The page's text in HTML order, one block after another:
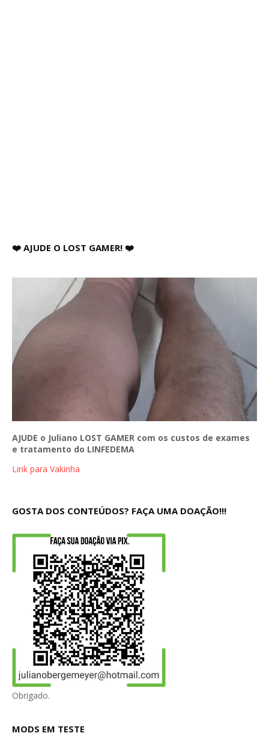
❤️ AJUDE O LOST GAMER! ❤️
AJUDE o Juliano LOST GAMER com os custos de exames
e tratamento do LINFEDEMA
Link para Vakinha
GOSTA DOS CONTEÚDOS? FAÇA UMA DOAÇÃO!!!
Obrigado.
MODS EM TESTE